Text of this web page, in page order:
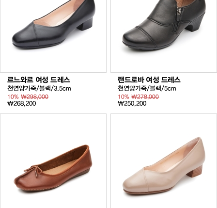
르느와르 여성 드레스
천연양가죽/블랙/3.5cm
10% ₩298,000
₩268,200
랜드로바 여성 드레스
천연양가죽/블랙/5cm
10%₩278,000
₩250,200